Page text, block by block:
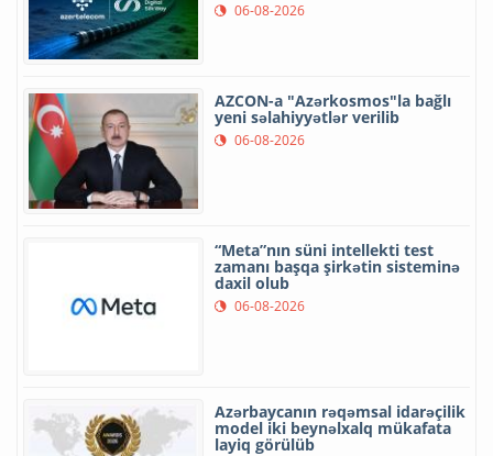
06-08-2026
AZCON-a "Azərkosmos"la bağlı
yeni səlahiyyətlər verilib
06-08-2026
“Meta”nın süni intellekti test
zamanı başqa şirkətin sisteminə
daxil olub
06-08-2026
Azərbaycanın rəqəmsal idarəçilik
model iki beynəlxalq mükafata
layiq görülüb